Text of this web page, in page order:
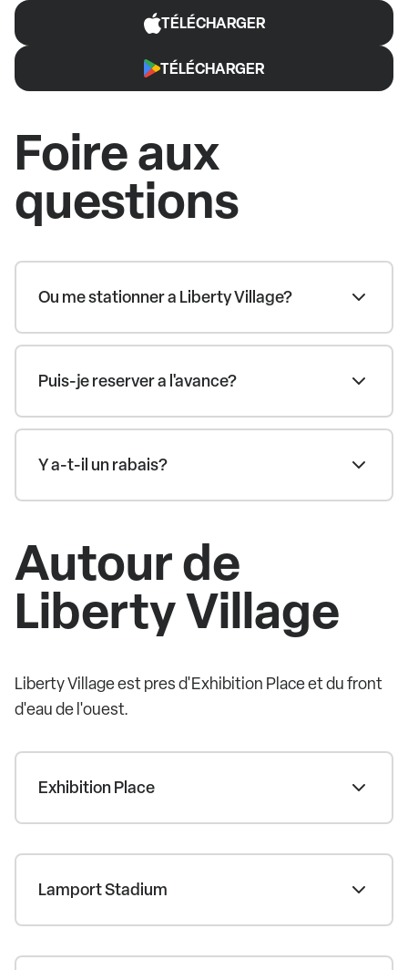
TÉLÉCHARGER
TÉLÉCHARGER
Foire aux
questions
Ou me stationner a Liberty Village?
Puis-je reserver a l'avance?
Y a-t-il un rabais?
Autour de
Liberty Village
Liberty Village est pres d'Exhibition Place et du front
d'eau de l'ouest.
Exhibition Place
Lamport Stadium